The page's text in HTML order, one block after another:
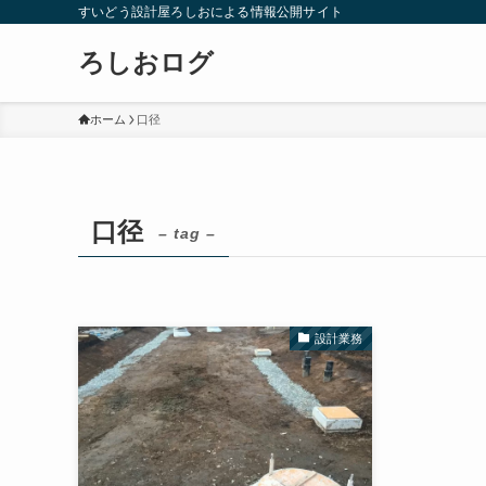
すいどう設計屋ろしおによる情報公開サイト
ろしおログ
ホーム 口径
口径 – tag –
設計業務